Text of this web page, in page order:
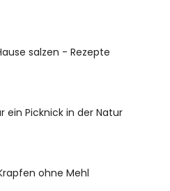
salzen - Rezepte
ein Picknick in der Natur
ohne Mehl